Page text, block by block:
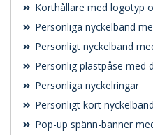
Korthållare med logotyp
Personliga nyckelband
Personligt nyckelband
Personlig plastpåse med
Personliga nyckelringar
Personligt kort
Pop-up spänn-banner